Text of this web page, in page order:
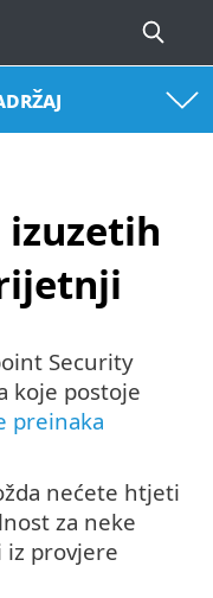
Security
koje postoje
preinaka
nećete htjeti
za neke
iz provjere